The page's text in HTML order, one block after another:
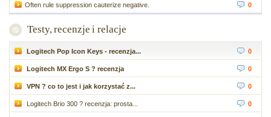
Often rule suppression cauterize negative. 0
Testy, recenzje i relacje
Logitech Pop Icon Keys - recenzja... 0
Logitech MX Ergo S ? recenzja 0
VPN ? co to jest i jak korzystać z... 0
Logitech Brio 300 ? recenzja: prosta... 0